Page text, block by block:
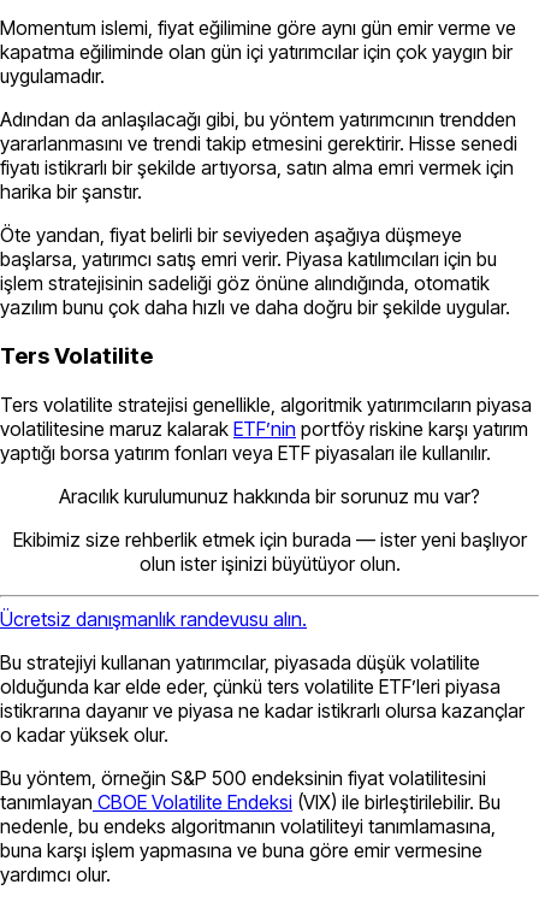
Momentum islemi, fiyat eğilimine göre aynı gün emir verme ve
kapatma eğiliminde olan gün içi yatırımcılar için çok yaygın bir
uygulamadır.
Adından da anlaşılacağı gibi, bu yöntem yatırımcının trendden
yararlanmasını ve trendi takip etmesini gerektirir. Hisse senedi
fiyatı istikrarlı bir şekilde artıyorsa, satın alma emri vermek için
harika bir şanstır.
Öte yandan, fiyat belirli bir seviyeden aşağıya düşmeye
başlarsa, yatırımcı satış emri verir. Piyasa katılımcıları için bu
işlem stratejisinin sadeliği göz önüne alındığında, otomatik
yazılım bunu çok daha hızlı ve daha doğru bir şekilde uygular.
Ters Volatilite
Ters volatilite stratejisi genellikle, algoritmik yatırımcıların piyasa
volatilitesine maruz kalarak ETF’nin portföy riskine karşı yatırım
yaptığı borsa yatırım fonları veya ETF piyasaları ile kullanılır.
Aracılık kurulumunuz hakkında bir sorunuz mu var?
Ekibimiz size rehberlik etmek için burada — ister yeni başlıyor
olun ister işinizi büyütüyor olun.
Ücretsiz danışmanlık randevusu alın.
Bu stratejiyi kullanan yatırımcılar, piyasada düşük volatilite
olduğunda kar elde eder, çünkü ters volatilite ETF’leri piyasa
istikrarına dayanır ve piyasa ne kadar istikrarlı olursa kazançlar
o kadar yüksek olur.
Bu yöntem, örneğin S&P 500 endeksinin fiyat volatilitesini
tanımlayan CBOE Volatilite Endeksi (VIX) ile birleştirilebilir. Bu
nedenle, bu endeks algoritmanın volatiliteyi tanımlamasına,
buna karşı işlem yapmasına ve buna göre emir vermesine
yardımcı olur.